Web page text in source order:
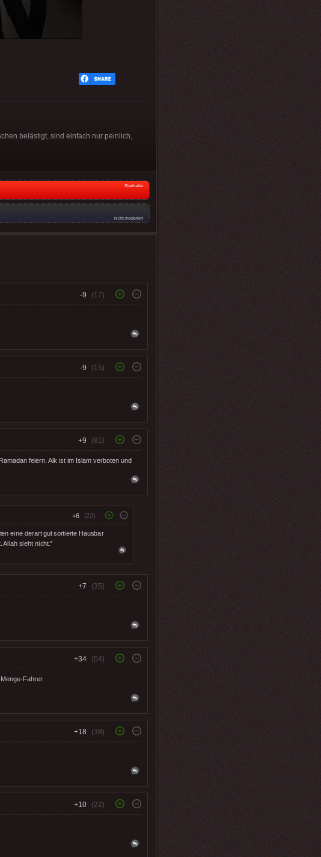
belästigt, sind einfach nur peinlich,
Startseite
nicht moderiert
-9 (17)
-9 (15)
+9 (81)
feiern. Alk ist im Islam verboten und
+6 (22)
eine derart gut sortierte Hausbar
Allah sieht nicht."
+7 (35)
+34 (54)
Fahrer.
+18 (38)
+10 (22)